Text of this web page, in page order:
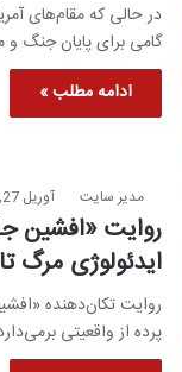
در حالی که مقام‌های
گامی برای پایان جنگ
ادامه مطلب »
مدیر سایت آوریل 27, 2026
روایت «افشین
ایدئولوژی مرگ
روایت تکان‌دهنده
پرده از واقعیتی